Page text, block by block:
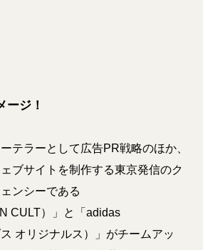
ージ！
テラーとして広告PR戦略のほか、
ブサイトを制作する東京発信のク
ンシーである
CULT）」と「adidas
オリジナルス）」がチームアッ